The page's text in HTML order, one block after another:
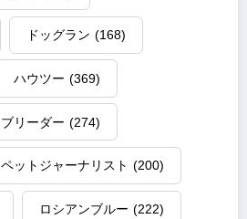
ドッグラン (168)
ハウツー (369)
ブリーダー (274)
ペットジャーナリスト (200)
ロシアンブルー (222)